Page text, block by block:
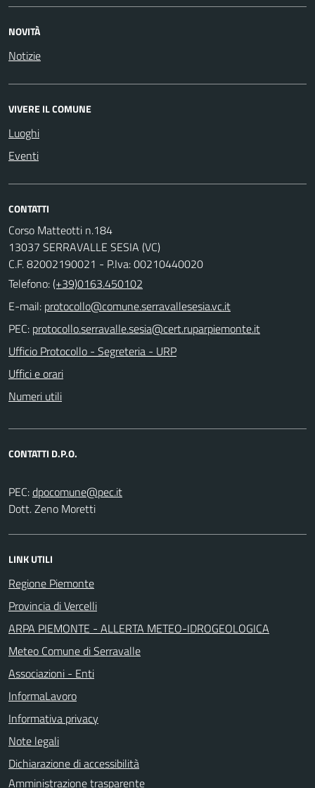
NOVITÀ
Notizie
VIVERE IL COMUNE
Luoghi
Eventi
CONTATTI
Corso Matteotti n.184
13037 SERRAVALLE SESIA (VC)
C.F. 82002190021 - P.Iva: 00210440020
Telefono:(+39)0163.450102
E-mail:
PEC:
Ufficio Protocollo - Segreteria - URP
Uffici e orari
Numeri utili
CONTATTI D.P.O.
PEC:
Dott. Zeno Moretti
LINK UTILI
Regione Piemonte
Provincia di Vercelli
ARPA PIEMONTE - ALLERTA METEO-IDROGEOLOGICA
Meteo Comune di Serravalle
Associazioni - Enti
InformaLavoro
Informativa privacy
Note legali
Dichiarazione di accessibilità
Amministrazione trasparente